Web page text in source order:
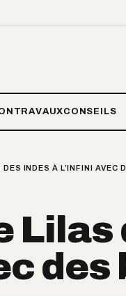
TRAVAUXCONSEILS
INDES À L’INFINI AVEC
Lilas